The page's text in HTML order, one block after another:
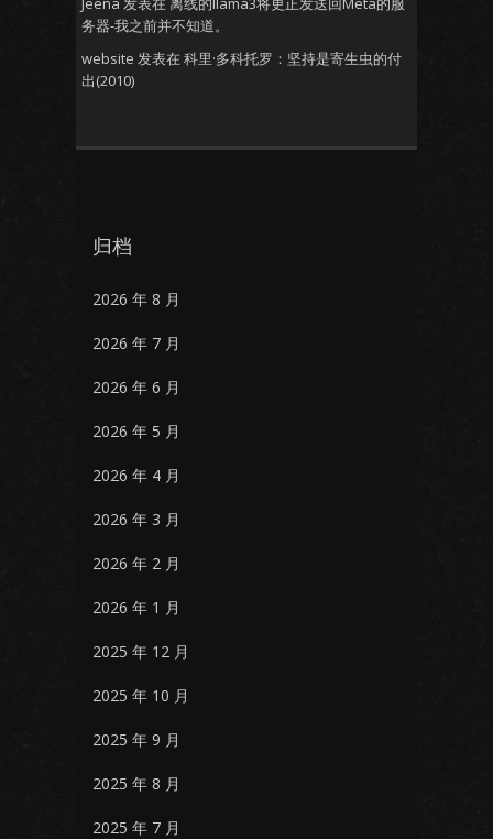
务器-我之前并不知道。
website 发表在 科里·多科托罗：坚持是寄生虫的付
出(2010)
归档
2026 年 8 月
2026 年 7 月
2026 年 6 月
2026 年 5 月
2026 年 4 月
2026 年 3 月
2026 年 2 月
2026 年 1 月
2025 年 12 月
2025 年 10 月
2025 年 9 月
2025 年 8 月
2025 年 7 月